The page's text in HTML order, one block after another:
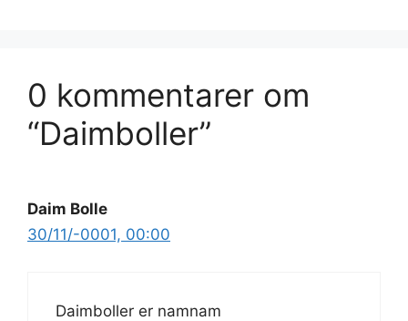
0 kommentarer om
“Daimboller”
Daim Bolle
30/11/-0001, 00:00
Daimboller er namnam